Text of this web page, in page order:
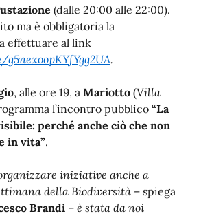
(dalle 20:00 alle 22:00).
ma è obbligatoria la
effettuare al link
.
, alle ore 19, a Mariotto (Villa
l’incontro pubblico “La
perché anche ciò che non
in vita”.
iniziative anche a
della Biodiversità – spiega
Brandi – è stata da noi